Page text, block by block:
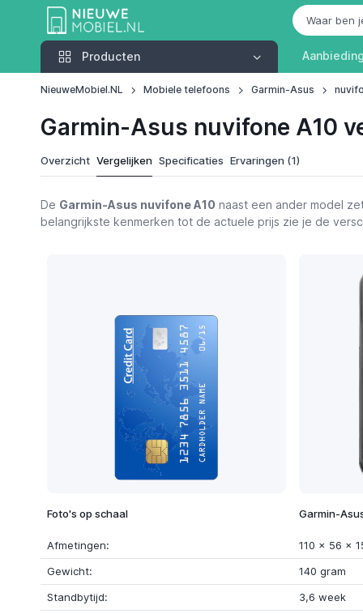
Producten
Producten
NieuweMobiel.NL Mobiele telefoons Garmin-Asus
Garmin-Asus nuvifone A10
Overzicht Vergelijken Specificaties Ervaringen (1)
Functies
De Garmin-Asus nuvifone A10 naast een ander model
belangrijkste kenmerken tot de actuele prijs zie je de
Foto's op schaal Garmin-
Afmetingen:
110 x 56 x
Gewicht:
140 gram
Standbytijd:
3,6 week